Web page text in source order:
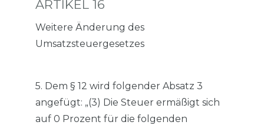
ARTIKEL 16
Weitere Änderung des
Umsatzsteuergesetzes
5. Dem § 12 wird folgender Absatz 3
angefügt: „(3) Die Steuer ermäßigt sich
auf 0 Prozent für die folgenden